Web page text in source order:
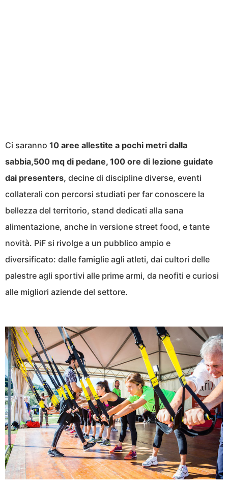
Ci saranno 10 aree allestite a pochi metri dalla
sabbia,500 mq di pedane, 100 ore di lezione guidate
dai presenters, decine di discipline diverse, eventi
collaterali con percorsi studiati per far conoscere la
bellezza del territorio, stand dedicati alla sana
alimentazione, anche in versione street food, e tante
novità. PiF si rivolge a un pubblico ampio e
diversificato: dalle famiglie agli atleti, dai cultori delle
palestre agli sportivi alle prime armi, da neofiti e curiosi
alle migliori aziende del settore.